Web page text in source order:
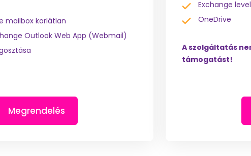
mailbox korlátlan
Outlook Web App (Webmail)
Megrendelés
Exchange
OneDrive
A szolgáltatás
támogatást!